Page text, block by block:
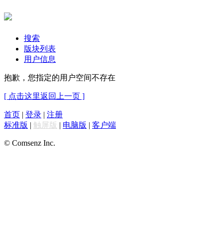
搜索
版块列表
用户信息
抱歉，您指定的用户空间不存在
[ 点击这里返回上一页 ]
首页 | 登录 | 注册
标准版 | 触屏版 | 电脑版 | 客户端
© Comsenz Inc.